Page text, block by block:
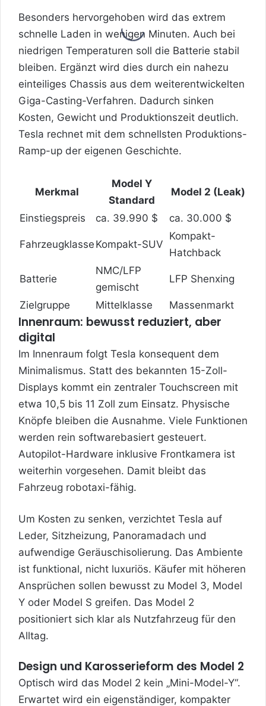
Besonders hervorgehoben wird das extrem
schnelle Laden in wenigen Minuten. Auch bei
niedrigen Temperaturen soll die Batterie stabil
bleiben. Ergänzt wird dies durch ein nahezu
einteiliges Chassis aus dem weiterentwickelten
Giga-Casting-Verfahren. Dadurch sinken
Kosten, Gewicht und Produktionszeit deutlich.
Tesla rechnet mit dem schnellsten Produktions-
Ramp-up der eigenen Geschichte.
Merkmal
Model Y
Standard
Model 2 (Leak)
Einstiegspreis ca. 39.990 $ ca. 30.000 $
Fahrzeugklasse Kompakt-SUV
Kompakt-
Hatchback
Batterie
NMC/LFP
gemischt
LFP Shenxing
Zielgruppe Mittelklasse Massenmarkt
Innenraum: bewusst reduziert, aber
digital
Im Innenraum folgt Tesla konsequent dem
Minimalismus. Statt des bekannten 15-Zoll-
Displays kommt ein zentraler Touchscreen mit
etwa 10,5 bis 11 Zoll zum Einsatz. Physische
Knöpfe bleiben die Ausnahme. Viele Funktionen
werden rein softwarebasiert gesteuert.
Autopilot-Hardware inklusive Frontkamera ist
weiterhin vorgesehen. Damit bleibt das
Fahrzeug robotaxi-fähig.
Um Kosten zu senken, verzichtet Tesla auf
Leder, Sitzheizung, Panoramadach und
aufwendige Geräuschisolierung. Das Ambiente
ist funktional, nicht luxuriös. Käufer mit höheren
Ansprüchen sollen bewusst zu Model 3, Model
Y oder Model S greifen. Das Model 2
positioniert sich klar als Nutzfahrzeug für den
Alltag.
Design und Karosserieform des Model 2
Optisch wird das Model 2 kein „Mini-Model-Y“.
Erwartet wird ein eigenständiger, kompakter